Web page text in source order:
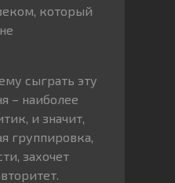
который
сыграть эту
– наиболее
и значит,
группировка,
захочет